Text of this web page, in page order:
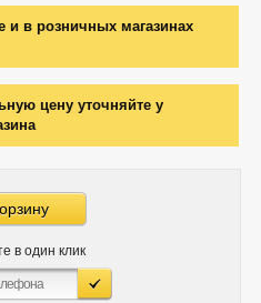
и в розничных магазинах
цену уточняйте у
в один клик